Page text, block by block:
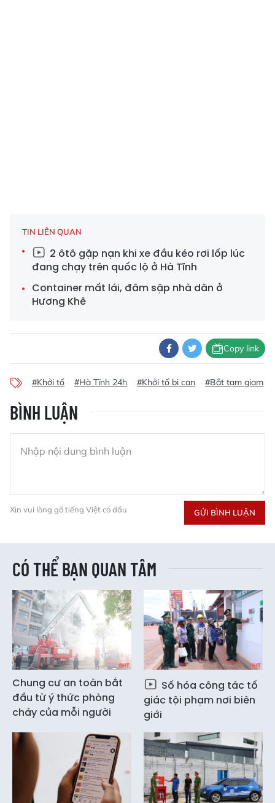
TIN LIÊN QUAN
2 ôtô gặp nạn khi xe đầu kéo rơi lốp lúc
đang chạy trên quốc lộ ở Hà Tĩnh
Container mất lái, đâm sập nhà dân ở
Hương Khê
Copy link
#Khởi tố #Hà Tĩnh 24h #Khởi tố bị can #Bắt tạm giam
BÌNH LUẬN
Xin vui lòng gõ tiếng Việt có dấu GỬI BÌNH LUẬN
CÓ THỂ BẠN QUAN TÂM
Chung cư an toàn bắt
đầu từ ý thức phòng
cháy của mỗi người
Số hóa công tác tố
giác tội phạm nơi biên
giới